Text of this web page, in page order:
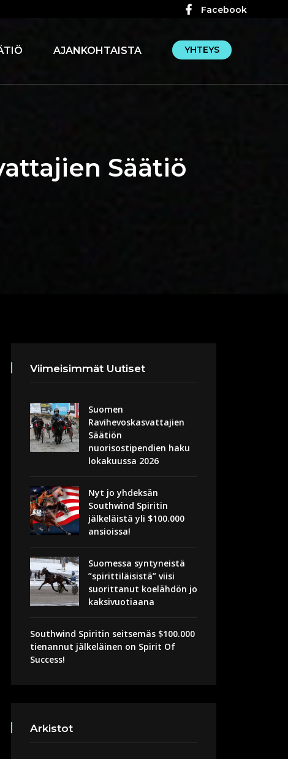
Facebook
AJANKOHTAISTA YHTEYS
Säätiö
Viimeisimmät Uutiset
Suomen
Ravihevoskasvattajien
Säätiön
nuorisostipendien haku
lokakuussa 2026
Nyt jo yhdeksän
Southwind Spiritin
jälkeläistä yli $100.000
ansioissa!
Suomessa syntyneistä
”spirittiläisistä” viisi
suorittanut koelähdön jo
kaksivuotiaana
Southwind Spiritin seitsemäs $100.000
tienannut jälkeläinen on Spirit Of
Success!
Arkistot